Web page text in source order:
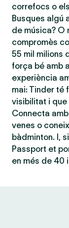
correfocs o
Busques algú
de música? O
compromès
55 mil milions
força bé amb
experiència
mai: Tinder té
visibilitat i
Connecta
venes o
bàdminton. I,
Passport et
en més de 40